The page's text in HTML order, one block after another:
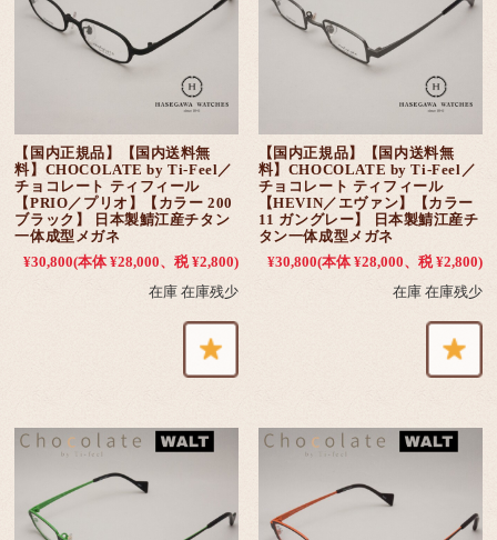
【国内正規品】【国内送料無
料】CHOCOLATE by Ti-Feel／
チョコレート ティフィール
【PRIO／プリオ】【カラー 200
ブラック】 日本製鯖江産チタン
一体成型メガネ
¥30,800(本体 ¥28,000、税 ¥2,800)
在庫 在庫残少
【国内正規品】【国内送料無
料】CHOCOLATE by Ti-Feel／
チョコレート ティフィール
【HEVIN／エヴァン】【カラー
11 ガングレー】 日本製鯖江産チ
タン一体成型メガネ
¥30,800(本体 ¥28,000、税 ¥2,800)
在庫 在庫残少